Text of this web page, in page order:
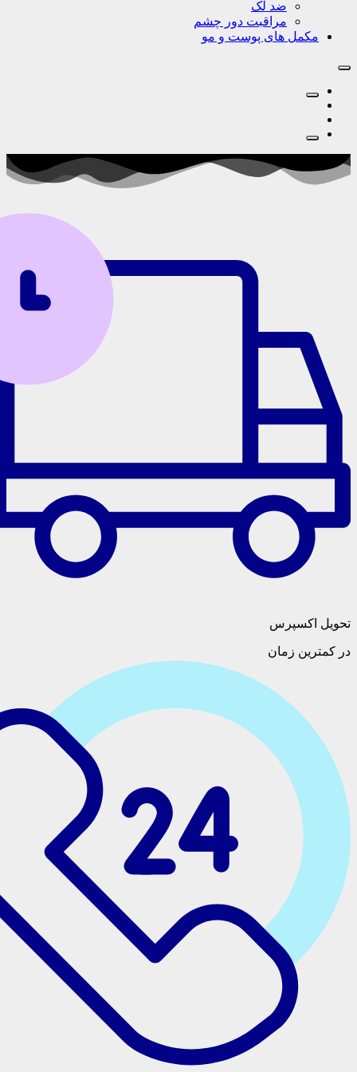
مراقبت دور چشم
های پوست‌ و مو
زمان